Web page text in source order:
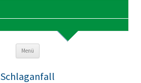
Menü Zum Inhalt springen
Schlaganfall